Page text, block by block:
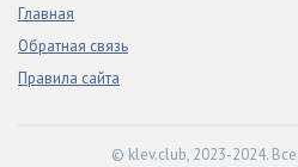
Главная
Обратная связь
Правила сайта
© klev.club, 2023-2024.